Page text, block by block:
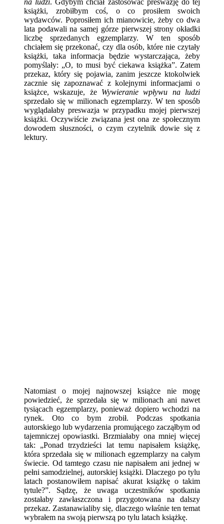
książki, zrobiłbym coś, o co prosiłem swoich
wydawców. Poprosiłem ich mianowicie, żeby co dwa
lata podawali na samej górze pierwszej strony okładki
liczbę sprzedanych egzemplarzy. W ten sposób
chciałem się przekonać, czy dla osób, które nie czytały
książki, taka informacja będzie wystarczająca, żeby
pomyślały: „O, to musi być ciekawa książka”. Zatem
przekaz, który się pojawia, zanim jeszcze ktokolwiek
zacznie się zapoznawać z kolejnymi informacjami o
książce, wskazuje, że Wywieranie wpływu na ludzi
sprzedało się w milionach egzemplarzy. W ten sposób
wyglądałaby preswazja w przypadku mojej pierwszej
książki. Oczywiście związana jest ona ze społecznym
dowodem słuszności, o czym czytelnik dowie się z
lektury.
Natomiast o mojej najnowszej książce nie mogę
powiedzieć, że sprzedała się w milionach ani nawet
tysiącach egzemplarzy, ponieważ dopiero wchodzi na
rynek. Oto co bym zrobił. Podczas spotkania
autorskiego lub wydarzenia promującego zacząłbym od
tajemniczej opowiastki. Brzmiałaby ona mniej więcej
tak: „Ponad trzydzieści lat temu napisałem książkę,
która sprzedała się w milionach egzemplarzy na całym
świecie. Od tamtego czasu nie napisałem ani jednej w
pełni samodzielnej, autorskiej książki. Dlaczego po tylu
latach postanowiłem napisać akurat książkę o takim
tytule?”. Sądzę, że uwaga uczestników spotkania
zostałaby zawłaszczona i przygotowana na dalszy
przekaz. Zastanawialiby się, dlaczego właśnie ten temat
wybrałem na swoją pierwszą po tylu latach książkę.